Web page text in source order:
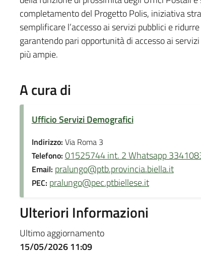
completamento del Progetto Polis, iniziativa
semplificare l’accesso ai servizi pubblici e
garantendo pari opportunità di accesso ai
più ampie.
A cura di
Ufficio Servizi Demografici
Indirizzo: Via Roma 3
Telefono: 01525744 int. 2 Whatsapp
Email: pralungo@ptb.provincia.biella.it
PEC: pralungo@pec.ptbiellese.it
Ulteriori Informazioni
Ultimo aggiornamento
15/05/2026 11:09